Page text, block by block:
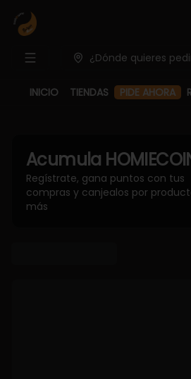
¿Dónde quieres
INICIO TIENDAS PIDE AHORA
Acumula
Regístrate, gana puntos con tus
compras y canjealos por
más